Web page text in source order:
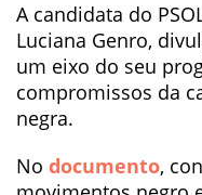
A candidata do
Luciana Genro,
um eixo do seu
compromissos da
negra.
No documento,